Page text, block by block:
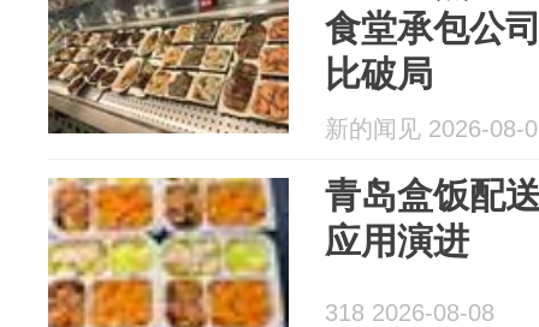
食堂承包公
比破局
新的闻见 2026-08-
青岛盒饭配
应用演进
318 2026-08-08